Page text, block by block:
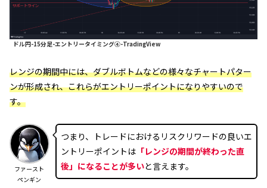
ドル円-15分足-エントリータイミング④-TradingView
レンジの期間中には、ダブルボトムなどの様々なチャートパター
ンが形成され、これらがエントリーポイントになりやすいので
す。
ファースト
ペンギン
つまり、トレードにおけるリスクリワードの良いエ
ントリーポイントは「レンジの期間が終わった直
後」になることが多いと言えます。